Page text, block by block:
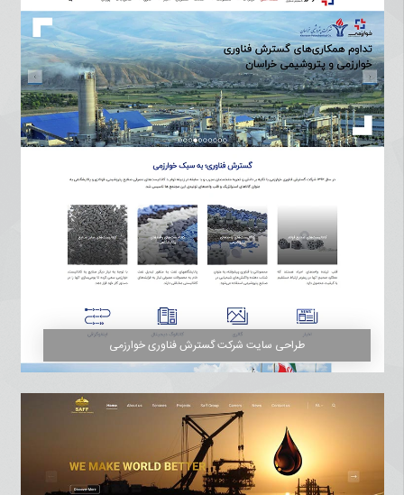
طراحی سایت شرکت گسترش فناوری خوارزمی